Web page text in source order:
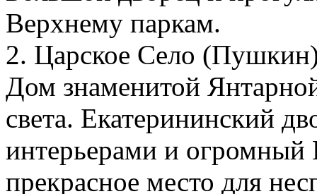
Верхнему паркам.
2. Царское Село
Дом знаменитой
света. Екатерининский
интерьерами и огромный
прекрасное место для